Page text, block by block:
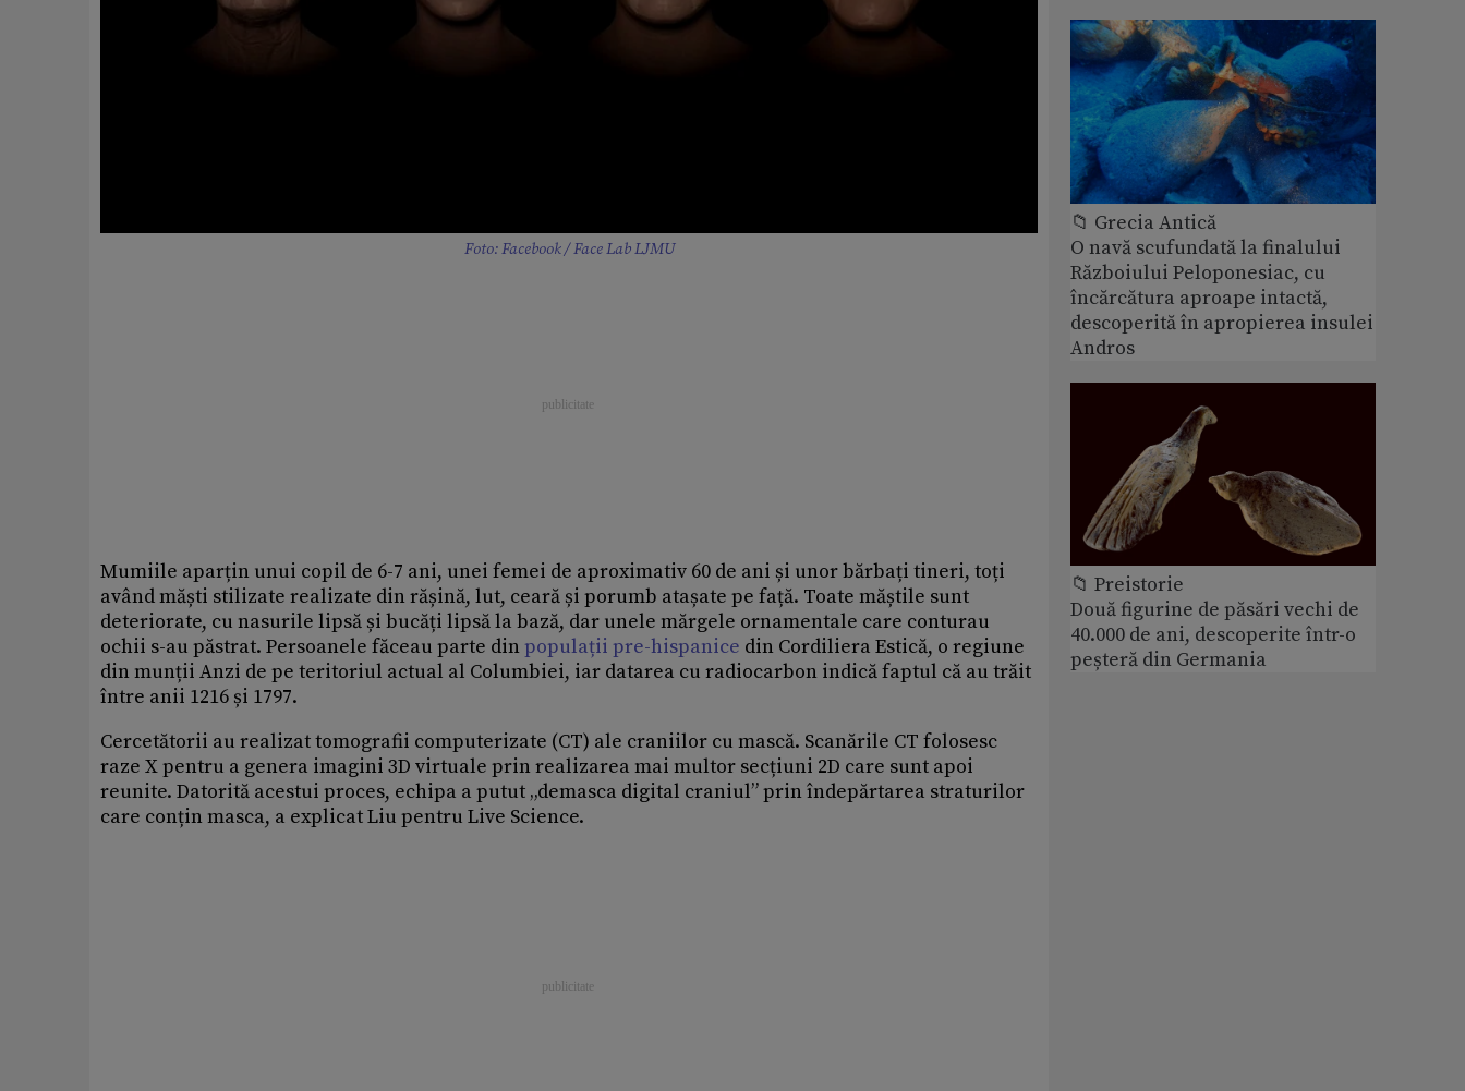
Foto: Facebook / Face Lab LJMU
Mumiile aparțin unui copil de 6-7 ani, unei femei de aproximativ 60 de ani și unor bărbați tineri, toți
având măști stilizate realizate din rășină, lut, ceară și porumb atașate pe față. Toate măștile sunt
deteriorate, cu nasurile lipsă și bucăți lipsă la bază, dar unele mărgele ornamentale care conturau
ochii s-au păstrat. Persoanele făceau parte dinpopulații pre-hispanice din Cordiliera Estică, o regiune
din munții Anzi de pe teritoriul actual al Columbiei, iar datarea cu radiocarbon indică faptul că au trăit
între anii 1216 și 1797.
Cercetătorii au realizat tomografii computerizate (CT) ale craniilor cu mască. Scanările CT folosesc
raze X pentru a genera imagini 3D virtuale prin realizarea mai multor secțiuni 2D care sunt apoi
reunite. Datorită acestui proces, echipa a putut „demasca digital craniul” prin îndepărtarea straturilor
care conțin masca, a explicat Liu pentru Live Science.
📁 Grecia Antică
O navă scufundată la finalului
Războiului Peloponesiac, cu
încărcătura aproape intactă,
descoperită în apropierea insulei
Andros
📁 Preistorie
Două figurine de păsări vechi de
40.000 de ani, descoperite într-o
peșteră din Germania